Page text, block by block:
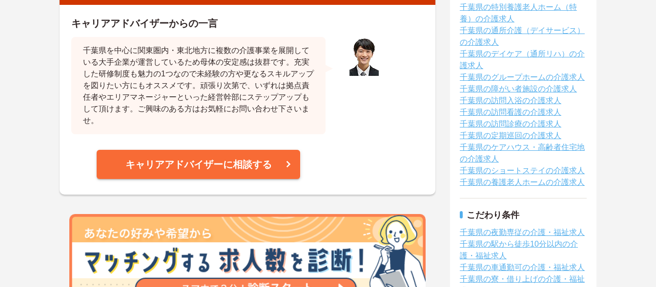
キャリアアドバイザーからの一言
千葉県を中心に関東圏内・東北地方に複数の介護事業を展開して
いる大手企業が運営しているため母体の安定感は抜群です。充実
した研修制度も魅力の1つなので未経験の方や更なるスキルアップ
を図りたい方にもオススメです。頑張り次第で、いずれは拠点責
任者やエリアマネージャーといった経営幹部にステップアップも
して頂けます。ご興味のある方はお気軽にお問い合わせ下さいま
せ。
キャリアアドバイザーに相談する
千葉県の特別養護老人ホーム（特
養）の介護求人
千葉県の通所介護（デイサービス）
の介護求人
千葉県のデイケア（通所リハ）の介
護求人
千葉県のグループホームの介護求人
千葉県の障がい者施設の介護求人
千葉県の訪問入浴の介護求人
千葉県の訪問看護の介護求人
千葉県の訪問診療の介護求人
千葉県の定期巡回の介護求人
千葉県のケアハウス・高齢者住宅地
の介護求人
千葉県のショートステイの介護求人
千葉県の養護老人ホームの介護求人
こだわり条件
千葉県の夜勤専従の介護・福祉求人
千葉県の駅から徒歩10分以内の介
護・福祉求人
千葉県の車通勤可の介護・福祉求人
千葉県の寮・借り上げの介護・福祉